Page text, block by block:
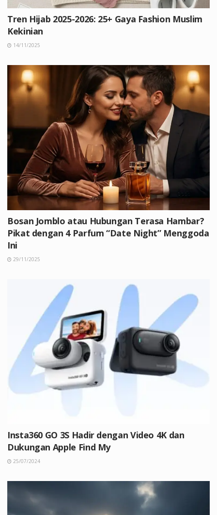
Tren Hijab 2025-2026: 25+ Gaya Fashion Muslim
Kekinian
14/11/2025
Bosan Jomblo atau Hubungan Terasa Hambar?
Pikat dengan 4 Parfum “Date Night” Menggoda
Ini
29/11/2025
Insta360 GO 3S Hadir dengan Video 4K dan
Dukungan Apple Find My
25/07/2024